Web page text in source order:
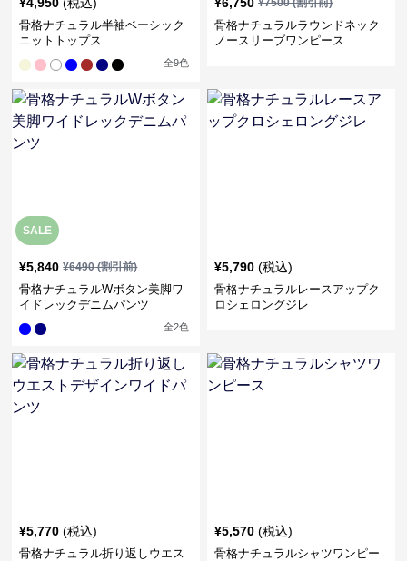
骨格ナチュラル半袖ベーシック
ニットトップス
全9色
¥7500(割引前)
骨格ナチュラルラウンドネック
ノースリーブワンピース
SALE
¥5,840 ¥6490(割引前)
骨格ナチュラルWボタン美脚ワ
イドレックデニムパンツ
全2色
¥5,790 (税込)
骨格ナチュラルレースアップク
ロシェロングジレ
¥5,770 (税込)
骨格ナチュラル折り返しウエス
¥5,570 (税込)
骨格ナチュラルシャツワンピー